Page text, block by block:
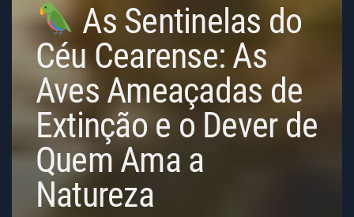
As Sentinelas do
Céu Cearense: As
Aves Ameaçadas de
Extinção e o Dever de
Quem Ama a
Natureza